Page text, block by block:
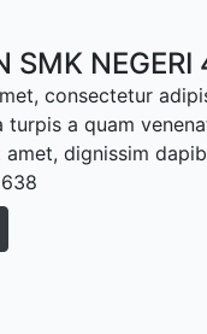
SMK
consectetur
turpis a quam
dignissim